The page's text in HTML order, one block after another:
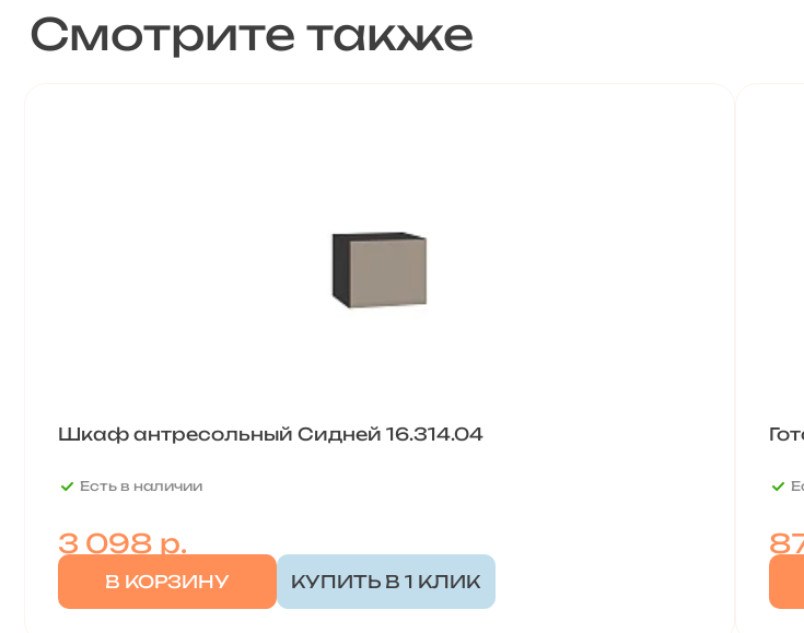
Смотрите также
Шкаф антресольный Сидней 16.314.04
Есть в наличии
3 098 р.
В КОРЗИНУ КУПИТЬ В 1 КЛИК